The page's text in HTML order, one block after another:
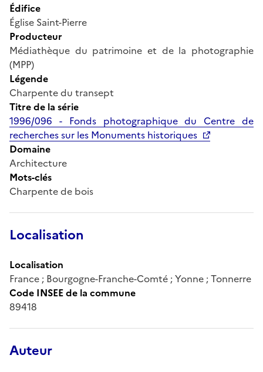
Édifice
Église Saint-Pierre
Producteur
Médiathèque du patrimoine et de la photographie
(MPP)
Légende
Charpente du transept
Titre de la série
1996/096 - Fonds photographique du Centre de
recherches sur les Monuments historiques
Domaine
Architecture
Mots-clés
Charpente de bois
Localisation
Localisation
France ; Bourgogne-Franche-Comté ; Yonne ; Tonnerre
Code INSEE de la commune
89418
Auteur